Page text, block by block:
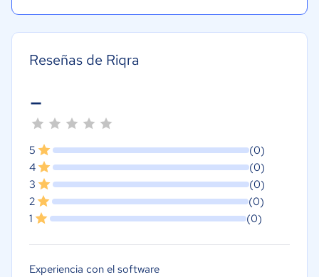
Reseñas de Riqra
-
5
(0)
4
(0)
3
(0)
2
(0)
1
(0)
Experiencia con el software